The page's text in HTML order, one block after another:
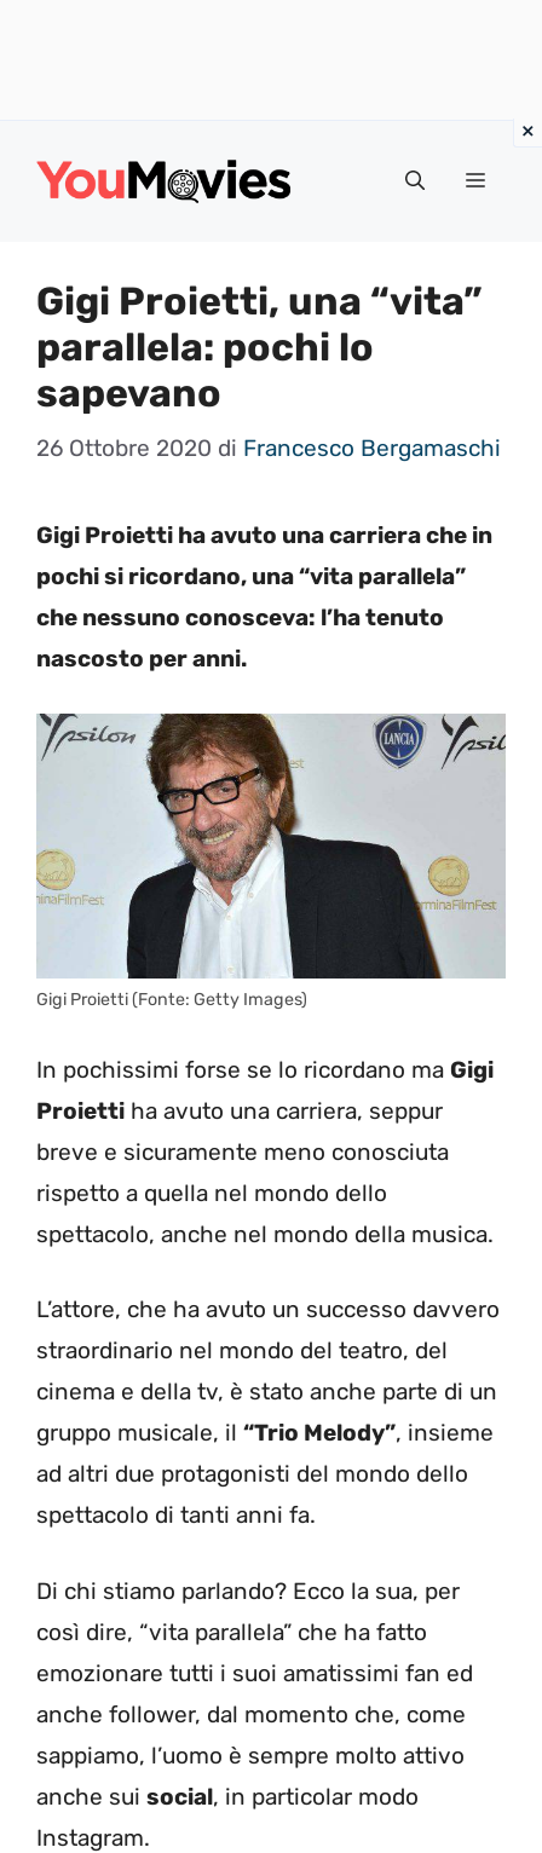
Menu
Gigi Proietti, una “vita”
parallela: pochi lo
sapevano
26 Ottobre 2020 di Francesco Bergamaschi
Gigi Proietti ha avuto una carriera che in
pochi si ricordano, una “vita parallela”
che nessuno conosceva: l’ha tenuto
nascosto per anni.
Gigi Proietti (Fonte: Getty Images)
In pochissimi forse se lo ricordano ma Gigi
Proietti ha avuto una carriera, seppur
breve e sicuramente meno conosciuta
rispetto a quella nel mondo dello
spettacolo, anche nel mondo della musica.
L’attore, che ha avuto un successo davvero
straordinario nel mondo del teatro, del
cinema e della tv, è stato anche parte di un
gruppo musicale, il “Trio Melody”, insieme
ad altri due protagonisti del mondo dello
spettacolo di tanti anni fa.
Di chi stiamo parlando? Ecco la sua, per
così dire, “vita parallela” che ha fatto
emozionare tutti i suoi amatissimi fan ed
anche follower, dal momento che, come
sappiamo, l’uomo è sempre molto attivo
anche sui social, in particolar modo
Instagram.